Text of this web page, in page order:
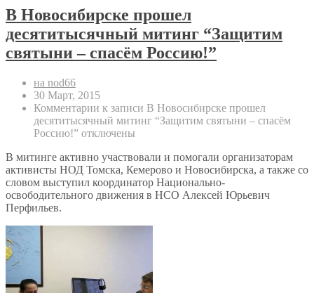
В Новосибирске прошел
десятитысячный митинг “Защитим
святыни – спасём Россию!”
на nod66
30 Март, 2015
Комментарии к записи В Новосибирске прошел
десятитысячный митинг “Защитим святыни – спасём
Россию!” отключены
В митинге активно участвовали и помогали организаторам
активисты НОД Томска, Кемерово и Новосибирска, а также со
словом выступил координатор Национально-
освободительного движения в НСО Алексей Юрьевич
Перфильев.